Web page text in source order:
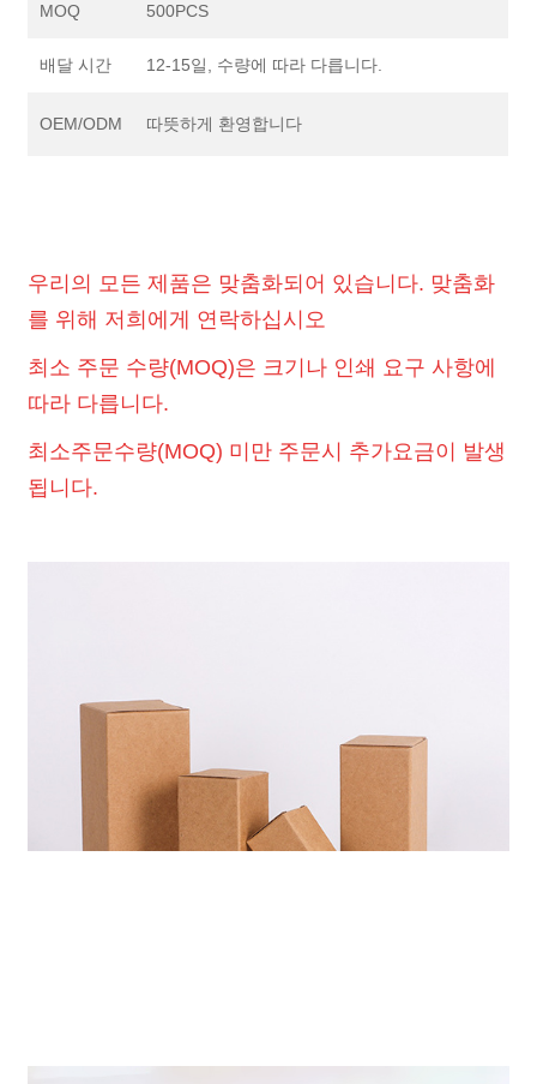
MOQ 500PCS
배달 시간 12-15일, 수량에 따라 다릅니다.
OEM/ODM 따뜻하게 환영합니다
우리의 모든 제품은 맞춤화되어 있습니다. 맞춤화
를 위해 저희에게 연락하십시오
최소 주문 수량(MOQ)은 크기나 인쇄 요구 사항에
따라 다릅니다.
최소주문수량(MOQ) 미만 주문시 추가요금이 발생
됩니다.